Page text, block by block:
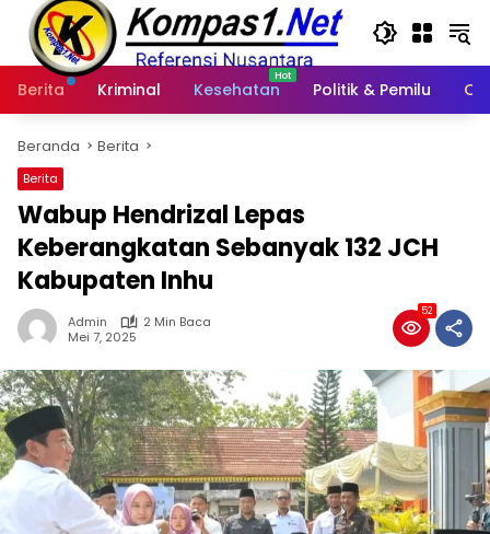
Langsung
konten
Berita
Kriminal Kesehatan Politik & Pemilu
Beranda Berita
Berita
Wabup Hendrizal Lepas
Keberangkatan Sebanyak 132 JCH
Kabupaten Inhu
Admin
2 Min Baca
Mei 7, 2025
52